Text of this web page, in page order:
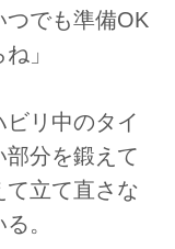
つでも準備OK
」
リ中のタイ
分を鍛えて
立て直さな
。